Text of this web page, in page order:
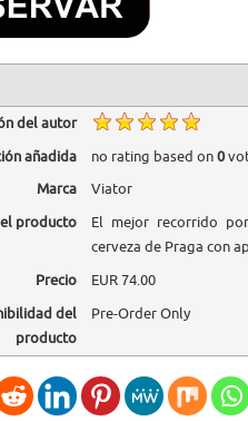
del autor
añadida
no rating based on0
Marca
Viator
producto
El mejor recorrido
cerveza de Praga con
Precio
EUR74.00
del
producto
Pre-Order Only